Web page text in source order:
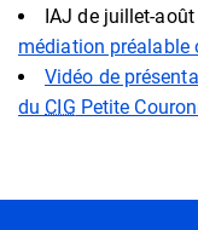
IAJ de juillet-
médiation préalable
Vidéo de
du CIG Petite